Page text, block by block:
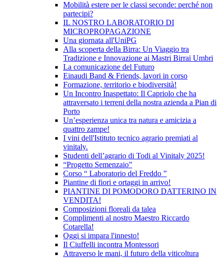
Mobilità estere per le classi seconde: perché non
partecipi?
IL NOSTRO LABORATORIO DI
MICROPROPAGAZIONE
Una giornata all'UniPG
Alla scoperta della Birra: Un Viaggio tra
Tradizione e Innovazione ai Mastri Birrai Umbri
La comunicazione del Futuro
Einaudi Band & Friends, lavori in corso
Formazione, territorio e biodiversità!
Un Incontro Inaspettato: Il Capriolo che ha
attraversato i terreni della nostra azienda a Pian di
Porto
Un’esperienza unica tra natura e amicizia a
quattro zampe!
I vini dell'Istituto tecnico agrario premiati al
vinitaly.
Studenti dell’agrario di Todi al Vinitaly 2025!
“Progetto Semenzaio”
Corso “ Laboratorio del Freddo ”
Piantine di fiori e ortaggi in arrivo!
PIANTINE DI POMODORO DATTERINO IN
VENDITA!
Composizioni floreali da talea
Complimenti al nostro Maestro Riccardo
Cotarella!
Oggi si impara l'innesto!
Il Ciuffelli incontra Montessori
Attraverso le mani, il futuro della viticoltura